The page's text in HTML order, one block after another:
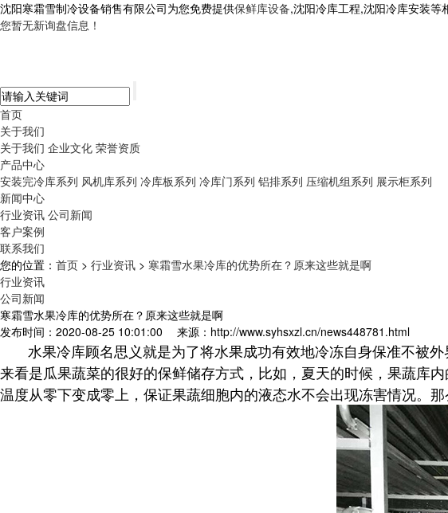
沈阳寒霜雪制冷设备销售有限公司为您免费提供保鲜库设备,沈阳冷库工程,沈阳冷库安装等
您暂无新询盘信息！
首页
关于我们
关于我们 企业文化 荣誉资质
产品中心
安装完冷库系列 风机库系列 冷库板系列 冷库门系列 铝排系列 压缩机组系列 展示柜系列
新闻中心
行业资讯 公司新闻
客户案例
联系我们
您的位置： 首页 > 行业资讯 > 寒霜雪水果冷库的优势所在？原来这些就是啊
行业资讯
公司新闻
寒霜雪水果冷库的优势所在？原来这些就是啊
发布时间：2020-08-25 10:01:00
来源：http://www.syhsxzl.cn/news448781.html
水果冷库顾名思义就是为了将水果成功有效地冷冻自身保准不被外
来看是瓜果蔬菜的很好的保鲜储存方式，比如，夏天的时候，果蔬库
温度从零下变成零上，保证果蔬细胞内的液态水不会出现冻害情况。